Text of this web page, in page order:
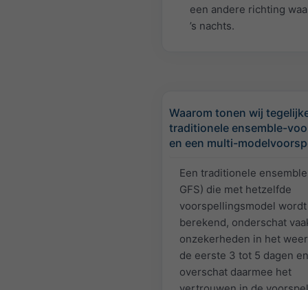
een andere richting
’s nachts.
Waarom tonen wij
traditionele ensemble-
en een multi-
Een traditionele
GFS) die met hetzelfde
voorspellingsmodel wordt
berekend, onderschat
onzekerheden in het
de eerste 3 tot 5 dagen en
overschat daarmee het